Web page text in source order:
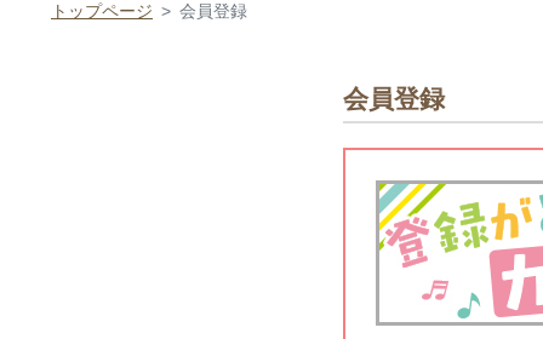
トップページ 会員登録
会員登録